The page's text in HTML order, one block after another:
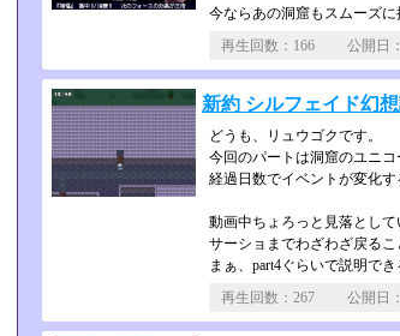
今ならあの洞窟もスムーズに
再生回数：166 公開日
新約 シルフェイド幻
どうも、リュウゴクです。
今回のパートは洞窟のユニ
経過日数でイベントが変化す
動画中ちょろっと見落として
サーショまでわざわざ戻るこ
まぁ、part4ぐらいで説明でき
再生回数：267 公開日